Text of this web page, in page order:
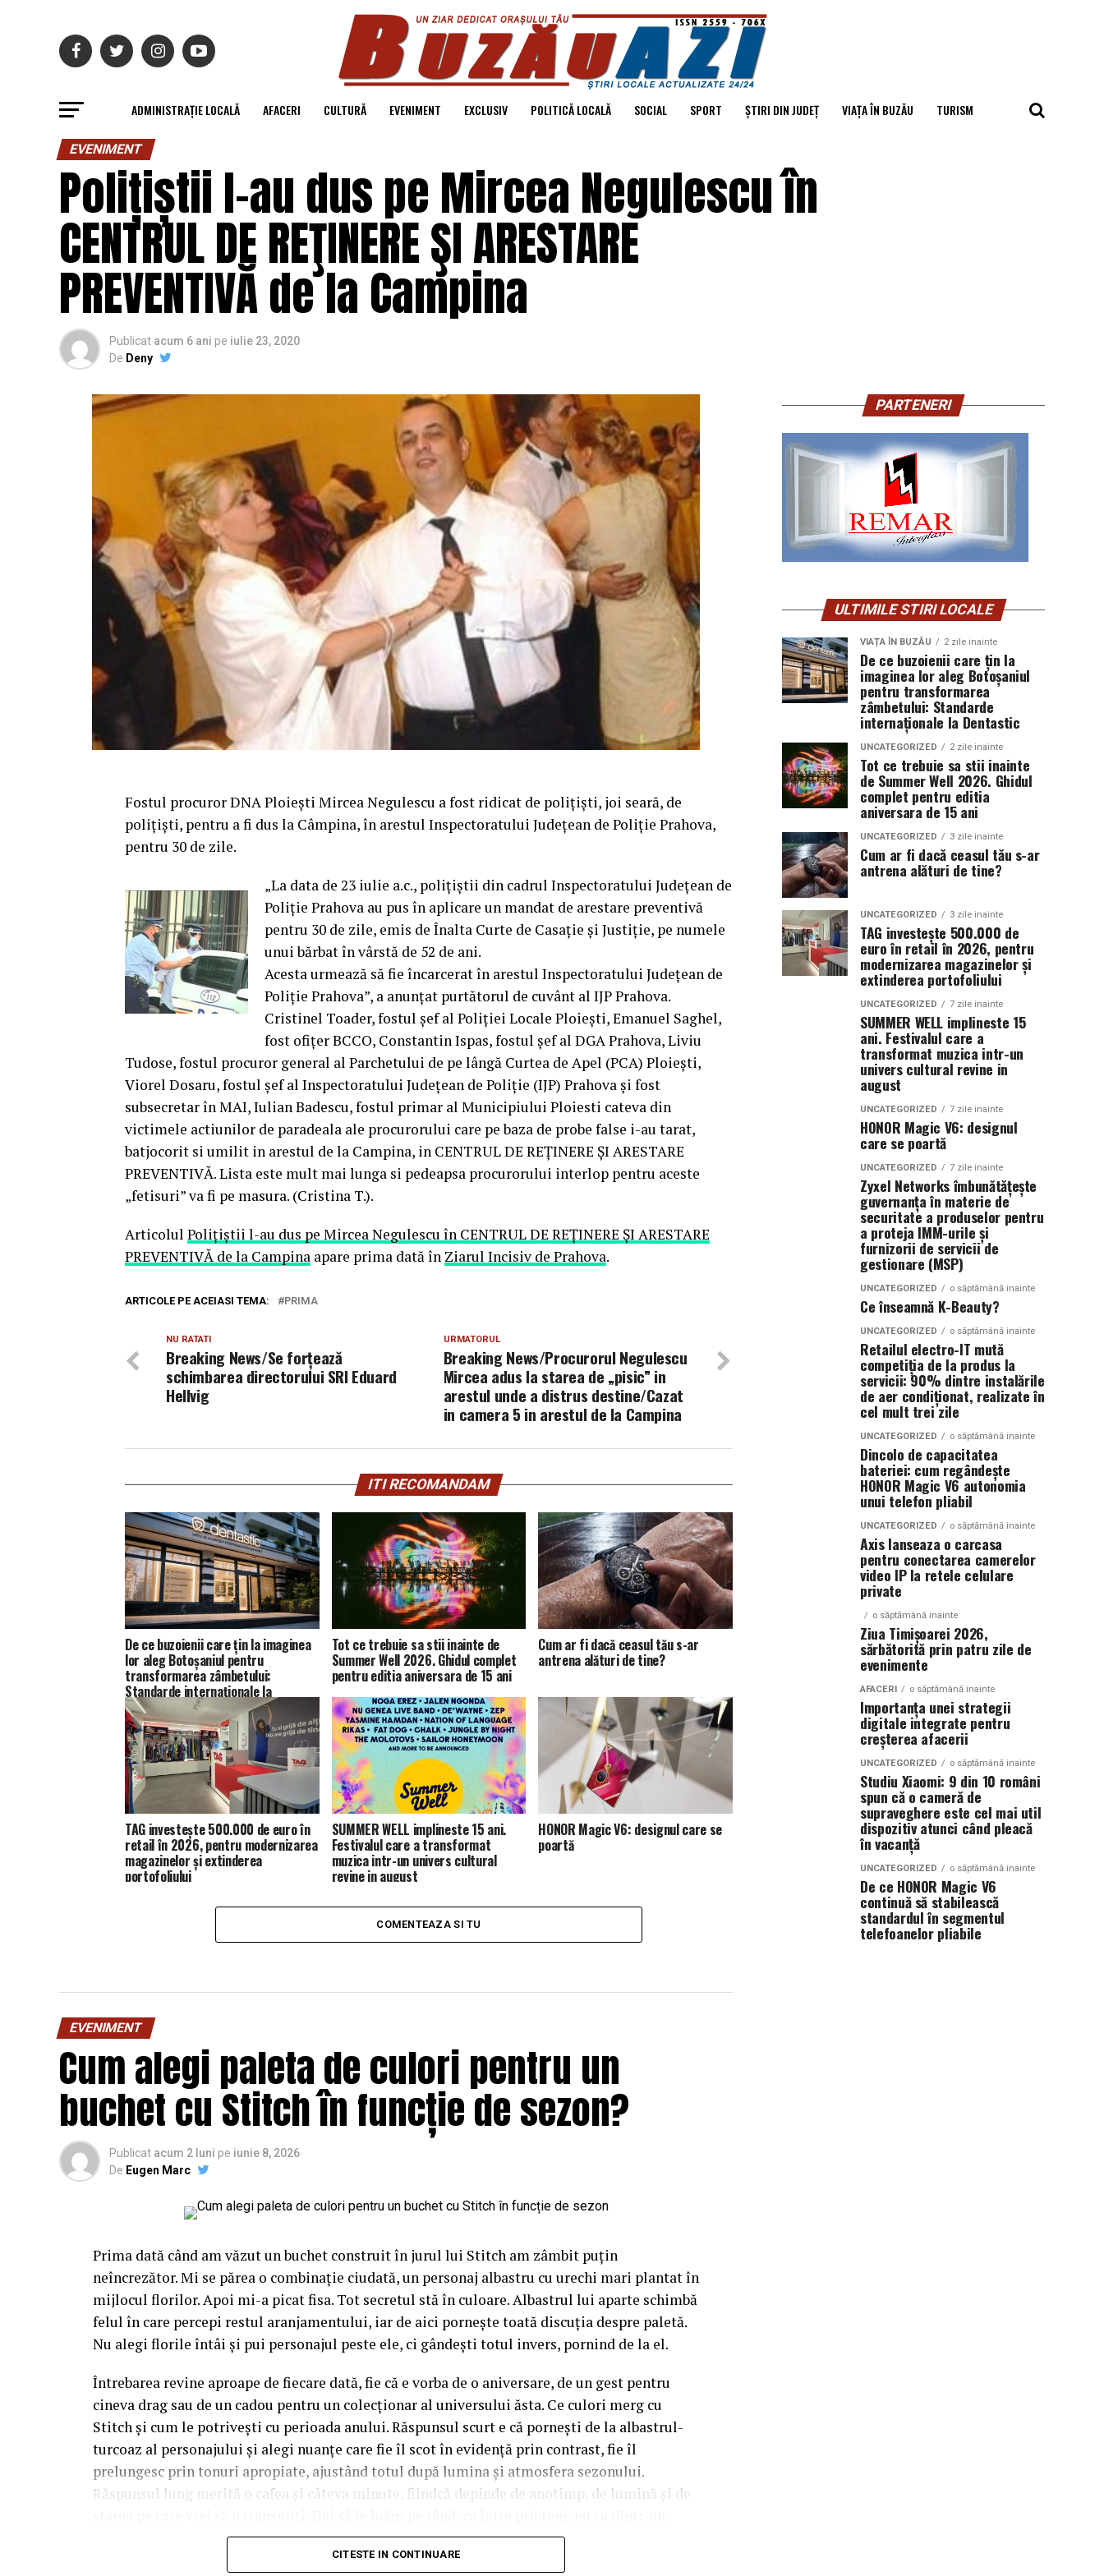
ADMINISTRAȚIE LOCALĂ AFACERI CULTURĂ EVENIMENT EXCLUSIV POLITICĂ LOCALĂ SOCIAL SPORT ȘTIRI DIN JUDEȚ VIAȚA ÎN BUZĂU TURISM
EVENIMENT
Polițiștii l-au dus pe Mircea Negulescu în
CENTRUL DE REŢINERE ŞI ARESTARE
PREVENTIVĂ de la Campina
Publicat acum 6 ani pe iulie 23, 2020
De Deny
Fostul procuror DNA Ploiești Mircea Negulescu a fost ridicat de polițiști, joi seară, de
polițiști, pentru a fi dus la Câmpina, în arestul Inspectoratului Județean de Poliție Prahova,
pentru 30 de zile.
„La data de 23 iulie a.c., polițiștii din cadrul Inspectoratului Județean de
Poliție Prahova au pus în aplicare un mandat de arestare preventivă
pentru 30 de zile, emis de Înalta Curte de Casație și Justiție, pe numele
unui bărbat în vârstă de 52 de ani.
Acesta urmează să fie încarcerat în arestul Inspectoratului Județean de
Poliție Prahova”, a anunțat purtătorul de cuvânt al IJP Prahova.
Cristinel Toader, fostul şef al Poliţiei Locale Ploieşti, Emanuel Saghel,
fost ofițer BCCO, Constantin Ispas, fostul şef al DGA Prahova, Liviu
Tudose, fostul procuror general al Parchetului de pe lângă Curtea de Apel (PCA) Ploieşti,
Viorel Dosaru, fostul şef al Inspectoratului Judeţean de Poliţie (IJP) Prahova şi fost
subsecretar în MAI, Iulian Badescu, fostul primar al Municipiului Ploiesti cateva din
victimele actiunilor de paradeala ale procurorului care pe baza de probe false i-au tarat,
batjocorit si umilit in arestul de la Campina, in CENTRUL DE REŢINERE ŞI ARESTARE
PREVENTIVĂ. Lista este mult mai lunga si pedeapsa procurorului interlop pentru aceste
„fetisuri” va fi pe masura. (Cristina T.).
Articolul Polițiștii l-au dus pe Mircea Negulescu în CENTRUL DE REŢINERE ŞI ARESTARE
PREVENTIVĂ de la Campina apare prima dată în Ziarul Incisiv de Prahova.
ARTICOLE PE ACEIASI TEMA: PRIMA
URMATORUL
Breaking News/Procurorul Negulescu
Mircea adus la starea de „pisic” in
arestul unde a distrus destine/Cazat
in camera 5 in arestul de la Campina
NU RATATI
Breaking News/Se forțează
schimbarea directorului SRI Eduard
Hellvig
ITI RECOMANDAM
De ce buzoienii care țin la imaginea
lor aleg Botoșaniul pentru
transformarea zâmbetului:
Standarde internaționale la
Dentastic
Tot ce trebuie sa stii inainte de
Summer Well 2026. Ghidul complet
pentru editia aniversara de 15 ani
Cum ar fi dacă ceasul tău s-ar
antrena alături de tine?
TAG investește 500.000 de euro în
retail în 2026, pentru modernizarea
magazinelor și extinderea
portofoliului
SUMMER WELL implineste 15 ani.
Festivalul care a transformat
muzica intr-un univers cultural
revine in august
HONOR Magic V6: designul care se
poartă
COMENTEAZA SI TU
EVENIMENT
Cum alegi paleta de culori pentru un
buchet cu Stitch în funcție de sezon?
Publicat acum 2 luni pe iunie 8, 2026
De Eugen Marc
Prima dată când am văzut un buchet construit în jurul lui Stitch am zâmbit puțin
neîncrezător. Mi se părea o combinație ciudată, un personaj albastru cu urechi mari plantat în
mijlocul florilor. Apoi mi-a picat fisa. Tot secretul stă în culoare. Albastrul lui aparte schimbă
felul în care percepi restul aranjamentului, iar de aici pornește toată discuția despre paletă.
Nu alegi florile întâi și pui personajul peste ele, ci gândești totul invers, pornind de la el.
Întrebarea revine aproape de fiecare dată, fie că e vorba de o aniversare, de un gest pentru
cineva drag sau de un cadou pentru un colecționar al universului ăsta. Ce culori merg cu
Stitch și cum le potrivești cu perioada anului. Răspunsul scurt e că pornești de la albastrul-
turcoaz al personajului și alegi nuanțe care fie îl scot în evidență prin contrast, fie îl
prelungesc prin tonuri apropiate, ajustând totul după lumina și atmosfera sezonului.
Răspunsul lung merită o cafea și câteva minute, fiindcă depinde de anotimp, de lumină și de
CITESTE IN CONTINUARE
PARTENERI
ULTIMILE STIRI LOCALE
VIAȚA ÎN BUZĂU 2 zile inainte
De ce buzoienii care țin la
imaginea lor aleg Botoșaniul
pentru transformarea
zâmbetului: Standarde
internaționale la Dentastic
UNCATEGORIZED 2 zile inainte
Tot ce trebuie sa stii inainte
de Summer Well 2026. Ghidul
complet pentru editia
aniversara de 15 ani
UNCATEGORIZED 3 zile inainte
Cum ar fi dacă ceasul tău s-ar
antrena alături de tine?
UNCATEGORIZED 3 zile inainte
TAG investește 500.000 de
euro în retail în 2026, pentru
modernizarea magazinelor și
extinderea portofoliului
UNCATEGORIZED 7 zile inainte
SUMMER WELL implineste 15
ani. Festivalul care a
transformat muzica intr-un
univers cultural revine in
august
UNCATEGORIZED 7 zile inainte
HONOR Magic V6: designul
care se poartă
UNCATEGORIZED 7 zile inainte
Zyxel Networks îmbunătățește
guvernanța în materie de
securitate a produselor pentru
a proteja IMM-urile și
furnizorii de servicii de
gestionare (MSP)
UNCATEGORIZED o săptămână inainte
Ce înseamnă K-Beauty?
UNCATEGORIZED o săptămână inainte
Retailul electro-IT mută
competiția de la produs la
servicii: 90% dintre instalările
de aer condiționat, realizate în
cel mult trei zile
UNCATEGORIZED o săptămână inainte
Dincolo de capacitatea
bateriei: cum regândește
HONOR Magic V6 autonomia
unui telefon pliabil
UNCATEGORIZED o săptămână inainte
Axis lanseaza o carcasa
pentru conectarea camerelor
video IP la retele celulare
private
o săptămână inainte
Ziua Timișoarei 2026,
sărbătorită prin patru zile de
evenimente
AFACERI o săptămână inainte
Importanța unei strategii
digitale integrate pentru
creșterea afacerii
UNCATEGORIZED o săptămână inainte
Studiu Xiaomi: 9 din 10 români
spun că o cameră de
supraveghere este cel mai util
dispozitiv atunci când pleacă
în vacanță
UNCATEGORIZED o săptămână inainte
De ce HONOR Magic V6
continuă să stabilească
standardul în segmentul
telefoanelor pliabile